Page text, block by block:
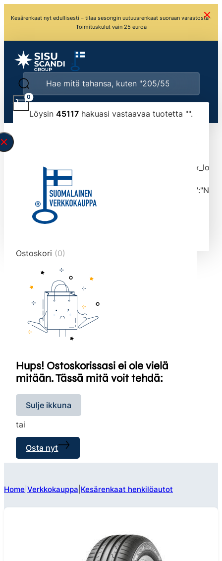
Kesärenkaat nyt edullisesti – tilaa sesongin uutuusrenkaat suoraan varastosta ·
Toimituskulut vain 25 euroa
Löysin 45117 hakuasi vastaavaa tuotetta "".
typed the search query correctly.<br>Currently
tmlmvi","meta_query":
data-original-query-vars="[]" data-page="1"
data-max-pages="4512" data-start="1" data-
end="10">
0
Ostoskori (0)
Hups! Ostoskorissasi ei ole vielä
mitään. Tässä mitä voit tehdä:
Sulje ikkuna
tai
Osta nyt
Home Verkkokauppa Kesärenkaat henkilöautot